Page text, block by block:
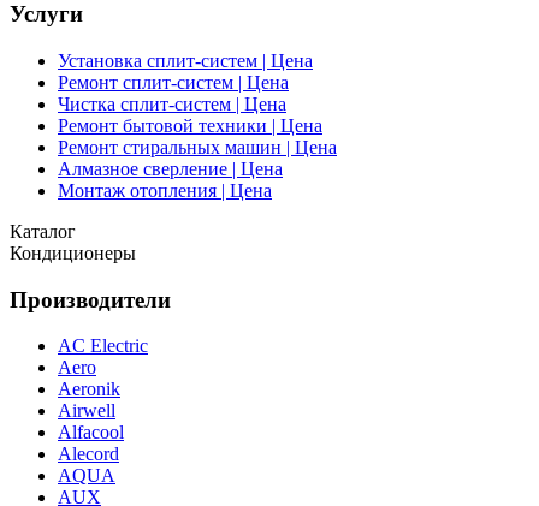
Услуги
Установка сплит-систем | Цена
Ремонт сплит-систем | Цена
Чистка сплит-систем | Цена
Ремонт бытовой техники | Цена
Ремонт стиральных машин | Цена
Алмазное сверление | Цена
Монтаж отопления | Цена
Каталог
Кондиционеры
Производители
AC Electric
Aero
Aeronik
Airwell
Alfacool
Alecord
AQUA
AUX